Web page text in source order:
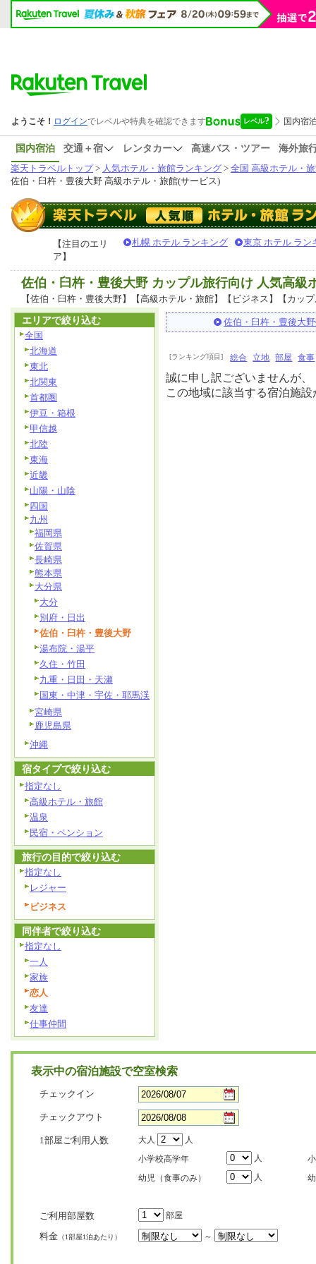
国内宿泊 交通＋宿 レンタカー 高速バス・ツアー
海外旅
楽天トラベルトップ> 人気ホテル・旅館ランキング > 全国 高級ホテル・
佐伯・臼杵・豊後大野 高級ホテル・旅館(サービス)
【注目のエリ
ア】
札幌 ホテル ランキング 東京 ホテル ラン
佐伯・臼杵・豊後大野 カップル旅行向け 人気高
【佐伯・臼杵・豊後大野】【高級ホテル・旅館】【ビジネス】【カッ
佐伯・臼杵・豊後大野
[ランキング項目] 総合 立地 部屋 食事
誠に申し訳ございませんが、
この地域に該当する宿泊施
エリアで絞り込む
全国
北海道
東北
北関東
首都圏
伊豆・箱根
甲信越
北陸
東海
近畿
山陽・山陰
四国
九州
福岡県
佐賀県
長崎県
熊本県
大分県
大分
別府・日出
佐伯・臼杵・豊後大野
湯布院・湯平
久住・竹田
九重・日田・天瀬
国東・中津・宇佐・耶馬渓
宮崎県
鹿児島県
沖縄
宿タイプで絞り込む
指定なし
高級ホテル・旅館
温泉
民宿・ペンション
旅行の目的で絞り込む
指定なし
レジャー
ビジネス
同伴者で絞り込む
指定なし
一人
家族
恋人
友達
仕事仲間
表示中の宿泊施設で空室検索
チェックイン
チェックアウト
1部屋ご利用人数 大人
人
小学校高学年
人
幼児（食事のみ）
人
ご利用部屋数 部屋
料金 （1部屋1泊あたり） ～